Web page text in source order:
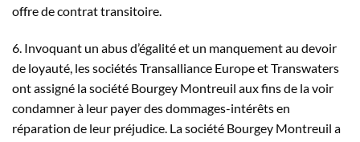
offre de contrat transitoire.
6. Invoquant un abus d’égalité et un manquement au devoir
de loyauté, les sociétés Transalliance Europe et Transwaters
ont assigné la société Bourgey Montreuil aux fins de la voir
condamner à leur payer des dommages-intérêts en
réparation de leur préjudice. La société Bourgey Montreuil a